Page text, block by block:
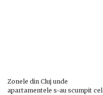
Zonele din Cluj unde
apartamentele s-au scumpit cel